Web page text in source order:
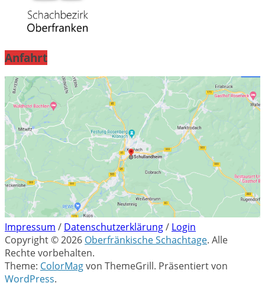
Anfahrt
Impressum / Datenschutzerklärung/ Login
Copyright © 2026 Oberfränkische Schachtage. Alle
Rechte vorbehalten.
Theme: ColorMagvon ThemeGrill. Präsentiert von
WordPress.